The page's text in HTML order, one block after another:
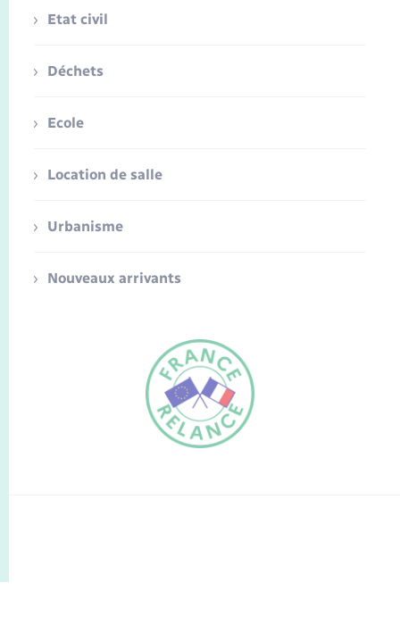
FR
Etat civil
Déchets
Ecole
Location de salle
Urbanisme
Nouveaux arrivants